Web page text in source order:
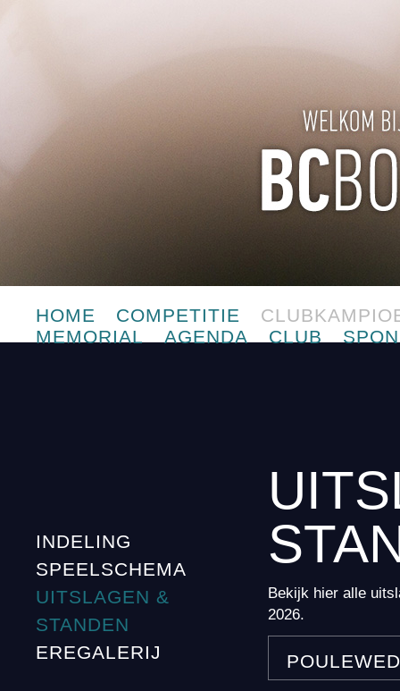
HOME COMPETITIE
MEMORIAL
AGENDA CLUB
INDELING
SPEELSCHEMA
UITSLAGEN &
STANDEN
EREGALERIJ
Bekijk hier alle
2026.